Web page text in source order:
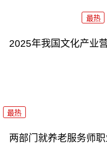
最热
2025年我国文化产业
最热
两部门就养老服务师